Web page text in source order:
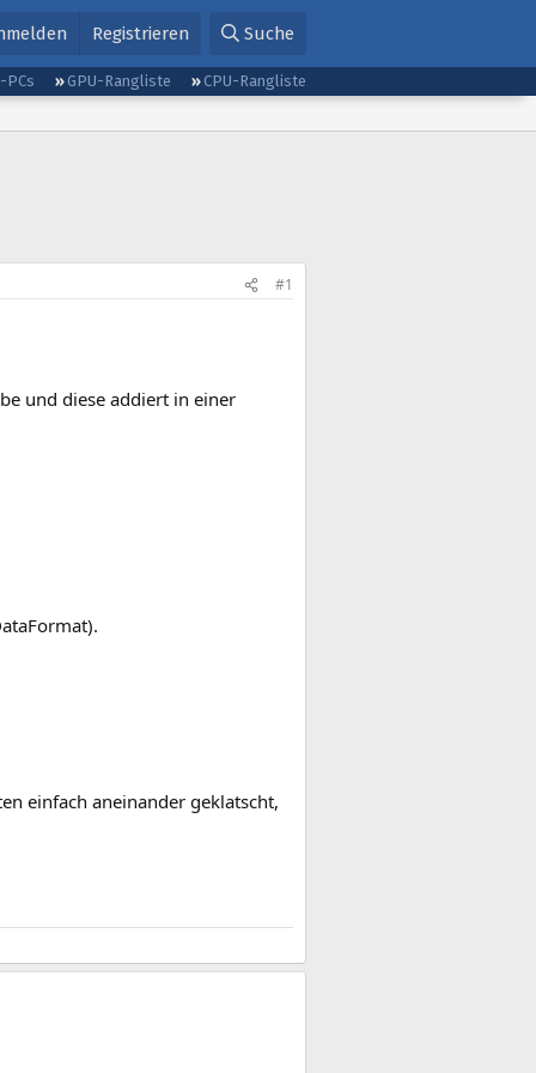
Registrieren Suche
PCs GPU-Rangliste
CPU-Rangliste
#1
und diese addiert in einer
einfach aneinander geklatscht,